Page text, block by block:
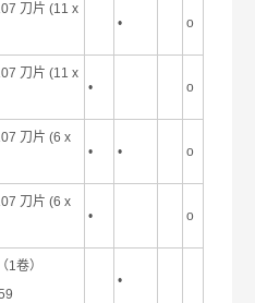
刀片 (11 x
• ο
刀片 (11 x
• ο
刀片 (6 x
• • ο
刀片 (6 x
• ο
1卷）
•